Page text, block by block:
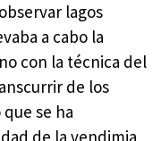
lagos
a cabo la
con la técnica del
de los
se ha
de la vendimia